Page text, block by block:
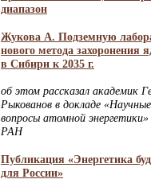
диапазон
Жукова А. Подземную
нового метода захоронения
в Сибири к 2035 г.
об этом рассказал академик
Рыкованов в докладе
вопросы атомной
РАН
Публикация «Энергетика
для России»